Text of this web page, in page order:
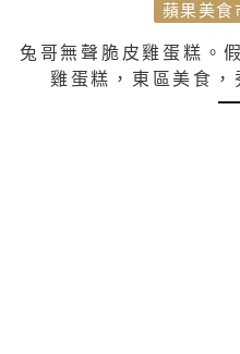
蘋果美食
兔哥無聲脆皮雞蛋糕。
雞蛋糕，東區美食，